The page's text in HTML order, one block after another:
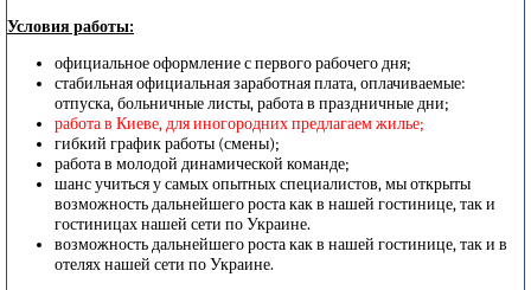
Условия работы:
официальное оформление с первого рабочего дня;
стабильная официальная заработная плата, оплачиваемые:
отпуска, больничные листы, работа в праздничные дни;
работа в Киеве, для иногородних предлагаем жилье;
гибкий график работы (смены);
работа в молодой динамической команде;
шанс учиться у самых опытных специалистов, мы открыты
возможность дальнейшего роста как в нашей гостинице, так и
гостиницах нашей сети по Украине.
возможность дальнейшего роста как в нашей гостинице, так и в
отелях нашей сети по Украине.